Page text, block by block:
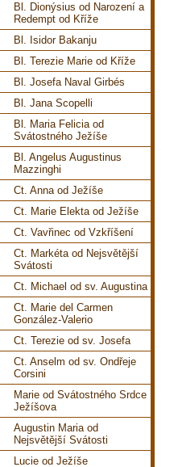
Bl. Dionýsius od Narození a
Redempt od Kříže
Bl. Isidor Bakanju
Bl. Terezie Marie od Kříže
Bl. Josefa Naval Girbés
Bl. Jana Scopelli
Bl. Maria Felicia od
Svátostného Ježíše
Bl. Angelus Augustinus
Mazzinghi
Ct. Anna od Ježíše
Ct. Marie Elekta od Ježíše
Ct. Vavřinec od Vzkříšení
Ct. Markéta od Nejsvětější
Svátosti
Ct. Michael od sv. Augustina
Ct. Marie del Carmen
González-Valerio
Ct. Terezie od sv. Josefa
Ct. Anselm od sv. Ondřeje
Corsini
Marie od Svátostného Srdce
Ježíšova
Augustin Maria od
Nejsvětější Svátosti
Lucie od Ježíše